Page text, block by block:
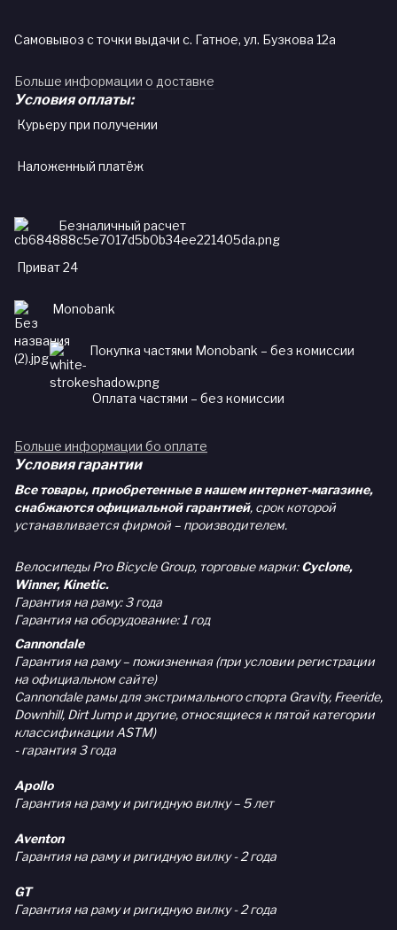
Самовывоз с точки выдачи с. Гатное, ул. Бузкова 12а
Больше информации о доставке
Условия оплаты:
Курьеру при получении
Наложенный платёж
Безналичный расчет
Приват 24
Monobank
Покупка частями Monobank – без комиссии
Оплата частями – без комиссии
Больше информации бо оплате
Условия гарантии
Все товары, приобретенные в нашем интернет-магазине,
снабжаются официальной гарантией, срок которой
устанавливается фирмой – производителем.
Велосипеды Pro Bicycle Group, торговые марки:Cyclone,
Winner, Kinetic.
Гарантия на раму: 3 года
Гарантия на оборудование: 1 год
Cannondale
Гарантия на раму – пожизненная (при условии регистрации
на официальном сайте)
Cannondale рамы для экстримального спорта Gravity, Freeride,
Downhill, Dirt Jump и другие, относящиеся к пятой категории
классификации ASTM)
- гарантия 3 года
Apollo
Гарантия на раму и ригидную вилку – 5 лет
Aventon
Гарантия на раму и ригидную вилку - 2 года
GT
Гарантия на раму и ригидную вилку - 2 года